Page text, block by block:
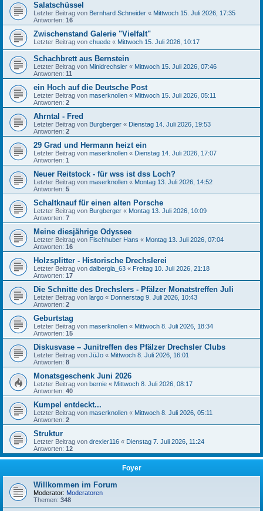
Salatschüssel
Letzter Beitrag von Bernhard Schneider « Mittwoch 15. Juli 2026, 17:35
Antworten: 16
Zwischenstand Galerie "Vielfalt"
Letzter Beitrag von chuede « Mittwoch 15. Juli 2026, 10:17
Schachbrett aus Bernstein
Letzter Beitrag von Minidrechsler « Mittwoch 15. Juli 2026, 07:46
Antworten: 11
ein Hoch auf die Deutsche Post
Letzter Beitrag von maserknollen « Mittwoch 15. Juli 2026, 05:11
Antworten: 2
Ahrntal - Fred
Letzter Beitrag von Burgberger « Dienstag 14. Juli 2026, 19:53
Antworten: 2
29 Grad und Hermann heizt ein
Letzter Beitrag von maserknollen « Dienstag 14. Juli 2026, 17:07
Antworten: 1
Neuer Reitstock - für wss ist dss Loch?
Letzter Beitrag von maserknollen « Montag 13. Juli 2026, 14:52
Antworten: 5
Schaltknauf für einen alten Porsche
Letzter Beitrag von Burgberger « Montag 13. Juli 2026, 10:09
Antworten: 7
Meine diesjährige Odyssee
Letzter Beitrag von Fischhuber Hans « Montag 13. Juli 2026, 07:04
Antworten: 16
Holzsplitter - Historische Drechslerei
Letzter Beitrag von dalbergia_63 « Freitag 10. Juli 2026, 21:18
Antworten: 17
Die Schnitte des Drechslers - Pfälzer Monatstreffen Juli
Letzter Beitrag von largo « Donnerstag 9. Juli 2026, 10:43
Antworten: 2
Geburtstag
Letzter Beitrag von maserknollen « Mittwoch 8. Juli 2026, 18:34
Antworten: 15
Diskusvase – Junitreffen des Pfälzer Drechsler Clubs
Letzter Beitrag von JüJo « Mittwoch 8. Juli 2026, 16:01
Antworten: 8
Monatsgeschenk Juni 2026
Letzter Beitrag von bernie « Mittwoch 8. Juli 2026, 08:17
Antworten: 40
Kumpel entdeckt...
Letzter Beitrag von maserknollen « Mittwoch 8. Juli 2026, 05:11
Antworten: 2
Struktur
Letzter Beitrag von drexler116 « Dienstag 7. Juli 2026, 11:24
Antworten: 12
Foyer
Willkommen im Forum
Moderator: Moderatoren
Themen: 348